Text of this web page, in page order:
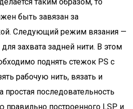
быть завязан за
Следующий режим вязания —
захвата задней нити. В этом
поднять стежок PS с
рабочую нить, вязать и
простая последовательность
правильно построенного LSP и